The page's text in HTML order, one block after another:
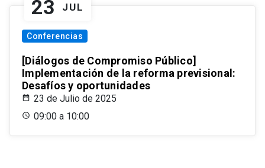
23 JUL
Conferencias
[Diálogos de Compromiso Público]
Implementación de la reforma previsional:
Desafíos y oportunidades
23 de Julio de 2025
09:00 a 10:00